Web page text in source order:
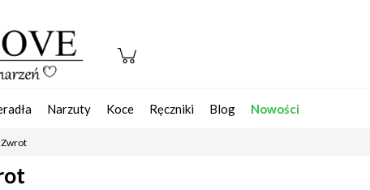
Narzuty Koce Ręczniki Blog Nowości
Zwrot